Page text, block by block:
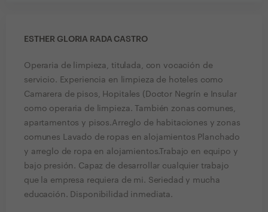
ESTHER GLORIA RADA CASTRO
Operaria de limpieza, titulada, con vocación de
servicio. Experiencia en limpieza de hoteles como
Camarera de pisos, Hopitales (Doctor Negrín e Insular
como operaria de limpieza. También zonas comunes,
apartamentos y pisos.Arreglo de habitaciones y zonas
comunes Lavado de ropas en alojamientos Planchado
y arreglo de ropa en alojamientos.Trabajo en equipo y
bajo presión. Capaz de desarrollar cualquier trabajo
que la empresa requiera de mi. Seriedad y mucha
educación. Disponibilidad inmediata.